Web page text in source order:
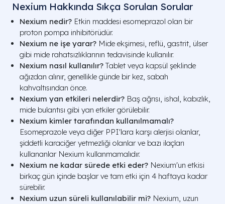
Nexium Hakkında Sıkça Sorulan Sorular
Nexium nedir? Etkin maddesi esomeprazol olan bir
proton pompa inhibitörüdür.
Nexium ne işe yarar? Mide ekşimesi, reflü, gastrit, ülser
gibi mide rahatsızlıklarının tedavisinde kullanılır.
Nexium nasıl kullanılır? Tablet veya kapsül şeklinde
ağızdan alınır, genellikle günde bir kez, sabah
kahvaltısından önce.
Nexium yan etkileri nelerdir? Baş ağrısı, ishal, kabızlık,
mide bulantısı gibi yan etkiler görülebilir.
Nexium kimler tarafından kullanılmamalı?
Esomeprazole veya diğer PPI'lara karşı alerjisi olanlar,
şiddetli karaciğer yetmezliği olanlar ve bazı ilaçları
kullananlar Nexium kullanmamalıdır.
Nexium ne kadar sürede etki eder? Nexium'un etkisi
birkaç gün içinde başlar ve tam etki için 4 haftaya kadar
sürebilir.
Nexium uzun süreli kullanılabilir mi? Nexium, uzun